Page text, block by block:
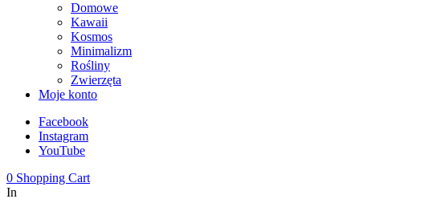
Domowe
Kawaii
Kosmos
Minimalizm
Rośliny
Zwierzęta
Moje konto
Facebook
Instagram
YouTube
0 Shopping Cart
In